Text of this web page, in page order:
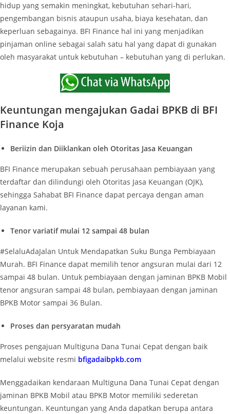
hidup yang semakin meningkat, kebutuhan sehari-hari,
pengembangan bisnis ataupun usaha, biaya kesehatan, dan
keperluan sebagainya. BFI Finance hal ini yang menjadikan
pinjaman online sebagai salah satu hal yang dapat di gunakan
oleh masyarakat untuk kebutuhan – kebutuhan yang di perlukan.
Keuntungan mengajukan Gadai BPKB di BFI
Finance Koja
Beriizin dan Diiklankan oleh Otoritas Jasa Keuangan
BFI Finance merupakan sebuah perusahaan pembiayaan yang
terdaftar dan dilindungi oleh Otoritas Jasa Keuangan (OJK),
sehingga Sahabat BFI Finance dapat percaya dengan aman
layanan kami.
Tenor variatif mulai 12 sampai 48 bulan
#SelaluAdaJalan Untuk Mendapatkan Suku Bunga Pembiayaan
Murah. BFI Finance dapat memilih tenor angsuran mulai dari 12
sampai 48 bulan. Untuk pembiayaan dengan jaminan BPKB Mobil
tenor angsuran sampai 48 bulan, pembiayaan dengan jaminan
BPKB Motor sampai 36 Bulan.
Proses dan persyaratan mudah
Proses pengajuan Multiguna Dana Tunai Cepat dengan baik
melalui website resmi bfigadaibpkb.com
Menggadaikan kendaraan Multiguna Dana Tunai Cepat dengan
jaminan BPKB Mobil atau BPKB Motor memiliki sederetan
keuntungan. Keuntungan yang Anda dapatkan berupa antara